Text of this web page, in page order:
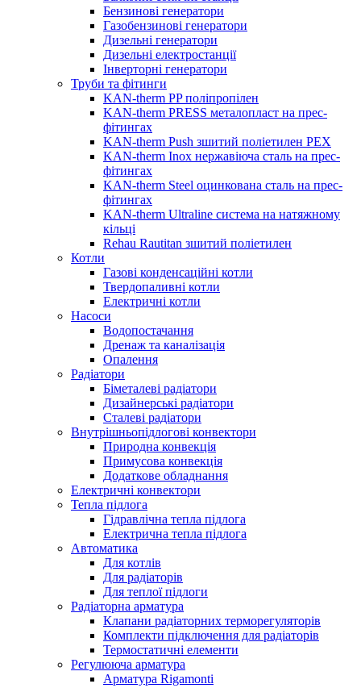
Бензинові генератори
Газобензинові генератори
Дизельні генератори
Дизельні електростанції
Інверторні генератори
Труби та фітинги
KAN-therm PP поліпропілен
KAN-therm PRESS металопласт на прес-
фітингах
KAN-therm Push зшитий поліетилен PEX
KAN-therm Inox нержавіюча сталь на прес-
фітингах
KAN-therm Steel оцинкована сталь на прес-
фітингах
KAN-therm Ultraline система на натяжному
кільці
Rehau Rautitan зшитий поліетилен
Котли
Газові конденсаційні котли
Твердопаливні котли
Електричні котли
Насоси
Водопостачання
Дренаж та каналізація
Опалення
Радіатори
Біметалеві радіатори
Дизайнерські радіатори
Сталеві радіатори
Внутрішньопідлогові конвектори
Природна конвекція
Примусова конвекція
Додаткове обладнання
Електричні конвектори
Тепла підлога
Гідравлічна тепла підлога
Електрична тепла підлога
Автоматика
Для котлів
Для радіаторів
Для теплої підлоги
Радіаторна арматура
Клапани радіаторних терморегуляторів
Комплекти підключення для радіаторів
Термостатичні елементи
Регулююча арматура
Арматура Rigamonti